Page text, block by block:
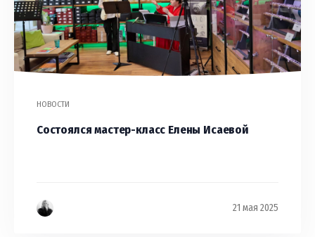
НОВОСТИ
Состоялся мастер-класс Елены Исаевой
21 мая 2025